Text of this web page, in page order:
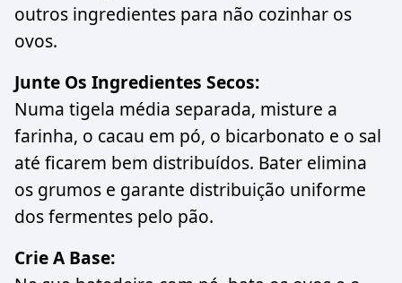
outros ingredientes para não cozinhar os
ovos.
Junte Os Ingredientes Secos:
Numa tigela média separada, misture a
farinha, o cacau em pó, o bicarbonato e o sal
até ficarem bem distribuídos. Bater elimina
os grumos e garante distribuição uniforme
dos fermentes pelo pão.
Crie A Base: